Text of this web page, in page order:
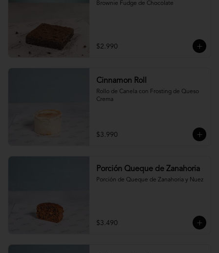
Brownie Fudge de Chocolate
$2.990
Cinnamon Roll
Rollo de Canela con Frosting de Queso
Crema
$3.990
Porción Queque de Zanahoria
Porción de Queque de Zanahoria y Nuez
$3.490